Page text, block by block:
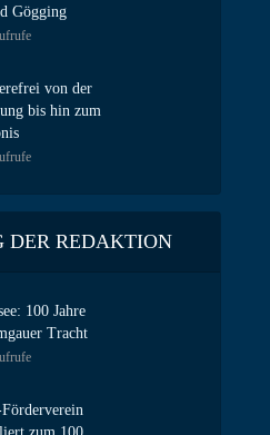
Gögging
von der
bis hin zum
DER REDAKTION
100 Jahre
Tracht